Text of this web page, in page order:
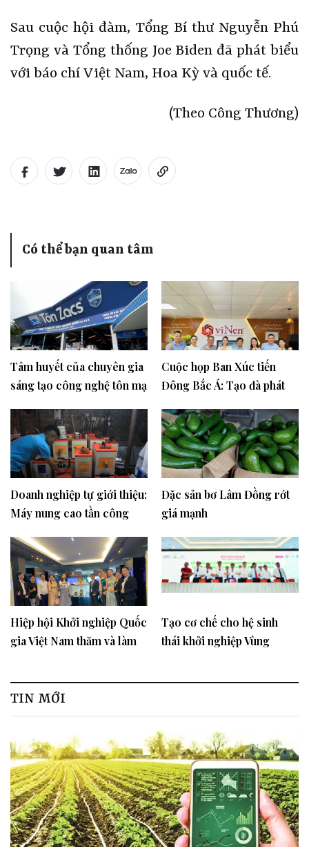
Sau cuộc hội đàm, Tổng Bí thư Nguyễn Phú
Trọng và Tổng thống Joe Biden đã phát biểu
với báo chí Việt Nam, Hoa Kỳ và quốc tế.
(Theo Công Thương)
Có thể bạn quan tâm
Tâm huyết của chuyên gia
sáng tạo công nghệ tôn mạ
Cuộc họp Ban Xúc tiến
Đông Bắc Á: Tạo đà phát
Nam trên thị trường tiềm
năng
Doanh nghiệp tự giới thiệu:
Máy nung cao tần công
kim
Đặc sản bơ Lâm Đồng rớt
giá mạnh
Hiệp hội Khởi nghiệp Quốc
gia Việt Nam thăm và làm
Tạo cơ chế cho hệ sinh
thái khởi nghiệp Vùng
TIN MỚI